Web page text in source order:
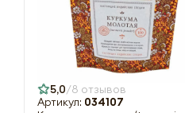
5,0 8 отзывов
Артикул: 034107